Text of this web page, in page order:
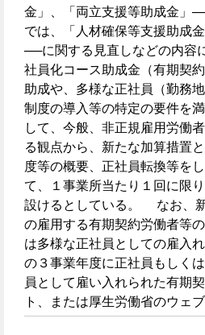
金」、「両立支援等助成金」
では、「人材確保等支援助成
──に関する見直しなどの内
社員化コース助成金（有期契
助成や、多様な正社員（勤務
制度の導入等の特定の要件を
して、今般、非正規雇用労働
る観点から、新たな加算措置
度等の概要、正社員転換等を
て、１事業所当たり１回に限
設けるとしている。 なお、
の雇用する有期契約労働者等
は多様な正社員としての雇入
の３事業年度に正社員もしく
員として雇い入れられた有期
ト、または厚生労働省のウェ